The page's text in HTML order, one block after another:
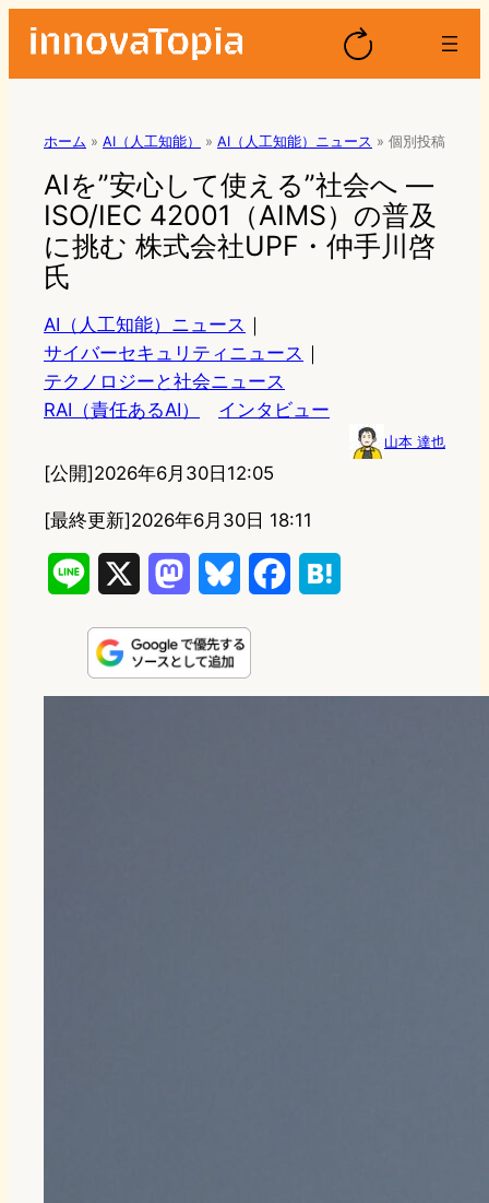
ホーム » AI（人工知能） » AI（人工知能）ニュース » 個別投稿
AIを”安心して使える”社会へ ―
ISO/IEC 42001（AIMS）の普及
に挑む 株式会社UPF・仲手川啓
氏
AI（人工知能）ニュース ｜
サイバーセキュリティニュース ｜
テクノロジーと社会ニュース
RAI（責任あるAI）
インタビュー
山本 達也
[公開]2026年6月30日12:05
[最終更新]2026年6月30日 18:11
n
e
s
t
u
e
e
e